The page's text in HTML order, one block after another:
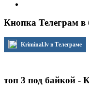
Кнопка Телеграм в
Kriminal.lv в Телеграме
топ 3 под байкой -